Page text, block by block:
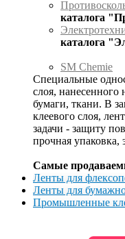
каталога
каталога
SM Chemie
Специальные
слоя, нанесенного
бумаги, ткани. В
клеевого слоя,
задачи - защиту
прочная упаковка,
Самые
Ленты для
Ленты для
Промышленные